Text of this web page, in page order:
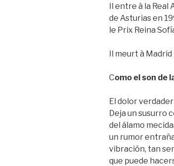
Il entre à la Real
de Asturias en
le Prix Reina
Il meurt à Madrid
Como el son de
El dolor
Deja un susurro
del álamo
un rumor
vibración, tan
que puede